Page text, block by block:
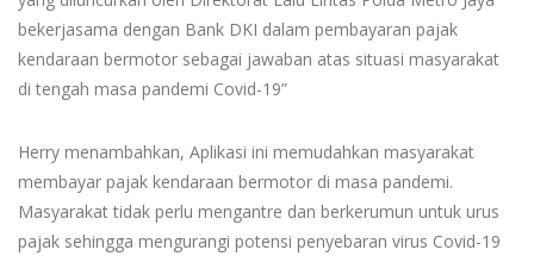
bekerjasama dengan Bank DKI dalam pembayaran pajak
kendaraan bermotor sebagai jawaban atas situasi masyarakat
di tengah masa pandemi Covid-19”
Herry menambahkan, Aplikasi ini memudahkan masyarakat
membayar pajak kendaraan bermotor di masa pandemi.
Masyarakat tidak perlu mengantre dan berkerumun untuk urus
pajak sehingga mengurangi potensi penyebaran virus Covid-19